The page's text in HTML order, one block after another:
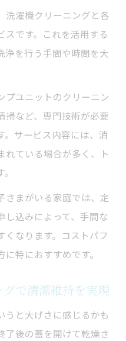
洗濯機クリーニング
ービス選びのポイン
を長く守れる理由
得られる分解洗浄の
れた汚れを徹底除去
分解洗浄の違いを徹
と洗濯機クリーニン
とタイミングを解説
洗濯機クリーニングと各
です。これを活用する
浄を行う手間や時間を大
プユニットのクリーニン
掃など、専門技術が必要
。サービス内容には、消
れている場合が多く、ト
さまがいる家庭では、定
し込みによって、手間な
くなります。コストパフ
特におすすめです。
で清潔維持を実現
うと大げさに感じるかも
了後の蓋を開けて乾燥さ